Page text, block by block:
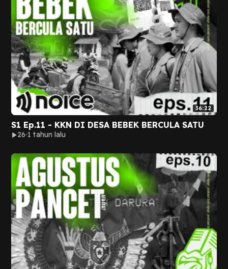
36:22
S1 Ep.11 - KKN DI DESA BEBEK BERCULA SATU
26 1 tahun lalu